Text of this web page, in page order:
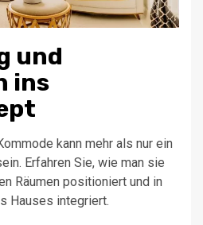
und
ins
kann mehr als nur ein
Erfahren Sie, wie man sie
Räumen positioniert und in
Hauses integriert.